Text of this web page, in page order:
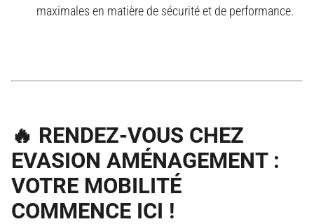
maximales en matière de sécurité et de performance.
🔥 RENDEZ-VOUS CHEZ
EVASION AMÉNAGEMENT :
VOTRE MOBILITÉ
COMMENCE ICI !